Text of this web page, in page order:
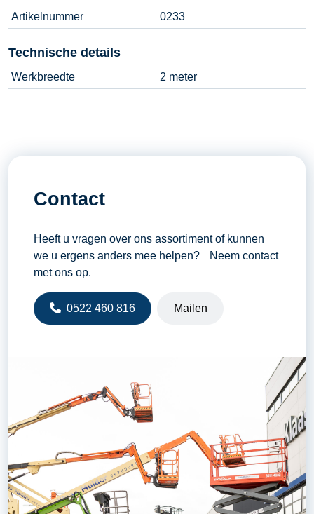
Artikelnummer 0233
Technische details
Werkbreedte 2 meter
Contact
Heeft u vragen over ons assortiment of kunnen
we u ergens anders mee helpen? Neem contact
met ons op.
0522 460 816 Mailen